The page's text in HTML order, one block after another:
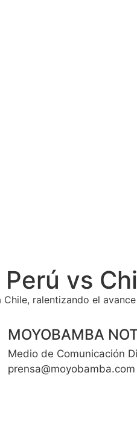
vs
ralentizando el
MOYOBAMBA
Medio de Comunicación
prensa@moyobamba.com